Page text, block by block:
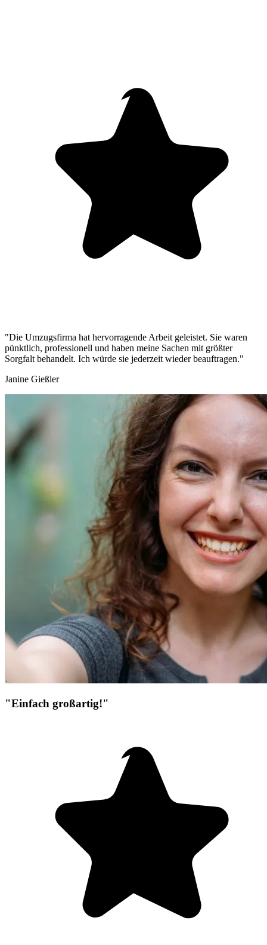
"Die Umzugsfirma hat hervorragende Arbeit geleistet. Sie waren
pünktlich, professionell und haben meine Sachen mit größter
Sorgfalt behandelt. Ich würde sie jederzeit wieder beauftragen."
Janine Gießler
"Einfach großartig!"